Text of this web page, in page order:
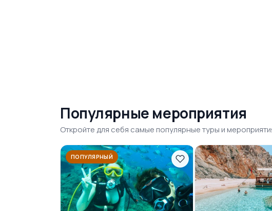
Популярные мероприятия
Откройте для себя самые популярные туры и
ПОПУЛЯРНЫЙ